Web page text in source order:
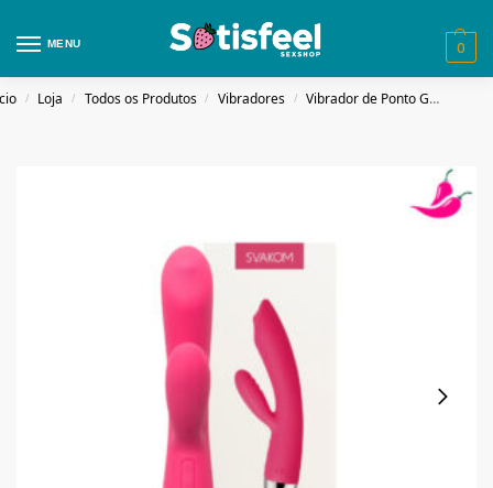
MENU 0
/ Loja / Todos os Produtos / Vibradores / Vibrador de Ponto G